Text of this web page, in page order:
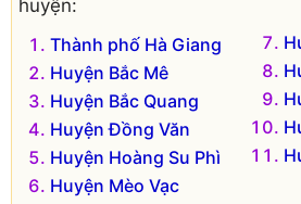
huyện:
Thành phố Hà Giang
Huyện Bắc Mê
Huyện Bắc Quang
Huyện Đồng Văn
Huyện Hoàng Su Phì
Huyện Mèo Vạc